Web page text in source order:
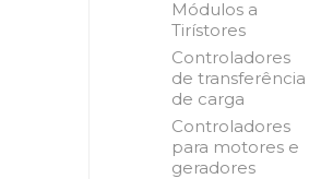
Módulos a
Tirístores
Controladores
de transferência
de carga
Controladores
para motores e
geradores